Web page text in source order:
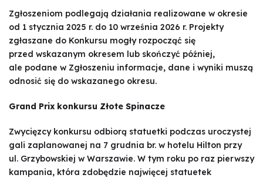
Zgłoszeniom podlegają działania realizowane w okresie
od 1 stycznia 2025 r. do 10 września 2026 r. Projekty
zgłaszane do Konkursu mogły rozpocząć się
przed wskazanym okresem lub skończyć później,
ale podane w Zgłoszeniu informacje, dane i wyniki muszą
odnosić się do wskazanego okresu.
Grand Prix konkursu Złote Spinacze
Zwycięzcy konkursu odbiorą statuetki podczas uroczystej
gali zaplanowanej na 7 grudnia br. w hotelu Hilton przy
ul. Grzybowskiej w Warszawie. W tym roku po raz pierwszy
kampania, która zdobędzie najwięcej statuetek